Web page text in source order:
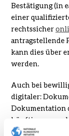
Bestätigung (in
einer
rechtssicher
antragstellende
kann dies über
werden.
Auch bei
digitaler:
Dokumentation
künftig nur
Zukunft –